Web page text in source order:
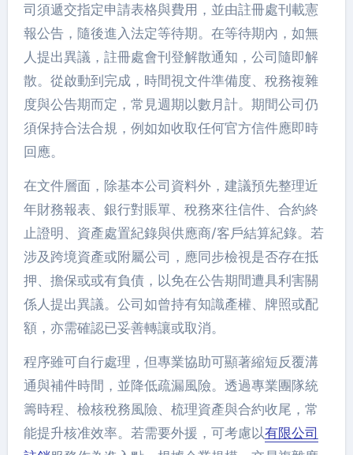
司須遞交指定申請表格與費用，並由註冊處刊載憲
報公告，隨後進入法定等待期。在等待期內，如無
人提出異議，註冊處會刊登解散通知，公司隨即解
散。從啟動到完成，時間視文件準備度、稅務複雜
度與公告期而定，常見週期以數月計。期間公司仍
須保持合法合規，例如如收取任何官方信件應即時
回應。
在文件層面，除基本公司資料外，建議預先整理近
年財務報表、銀行對賬單、稅務來往信件、合約終
止證明、資產處置紀錄與供應商/客戶結算紀錄。若
涉及跨境資產或附屬公司，應同步檢視是否存在抵
押、擔保或或有負債，以免在公告期間遭具利害關
係人提出異議。公司如曾持有知識產權、牌照或配
額，亦需確認已妥善轉讓或取消。
程序雖可自行處理，但專業協助可顯著縮短反覆溝
通與補件時間，並降低疏漏風險。透過專業團隊統
籌時程、檢核稅務風險、梳理資產與合約收尾，常
能提升核准效率。若需要外援，可考慮以有限公司